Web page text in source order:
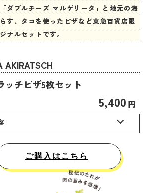
ダブルチーズ マルゲリータ」と地元の海
す、タコを使ったピザなど東急百貨店限
ナルセットです。
AKIRATSCH
ッチピザ5枚セット
5,400 円
ご購入はこちら